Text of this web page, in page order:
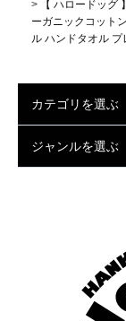
>
【 ハロードッグ
ーガニックコット
ル ハンドタオル
カテゴリを選ぶ
ジャンルを選ぶ